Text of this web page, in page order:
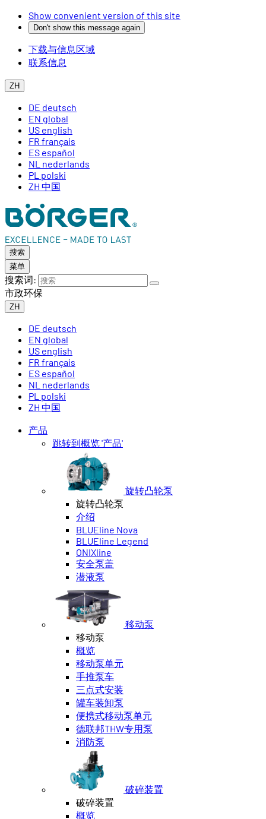
Show convenient version of this site
Don't show this message again
下载与信息区域
联系信息
ZH
DE deutsch
EN global
US english
FR français
ES español
NL nederlands
PL polski
ZH 中国
搜索
菜单
搜索词:
市政环保
ZH
DE deutsch
EN global
US english
FR français
ES español
NL nederlands
PL polski
ZH 中国
产品
跳转到概览 '产品'
旋转凸轮泵
旋转凸轮泵
介绍
BLUEline Nova
BLUEline Legend
ONIXline
安全泵盖
潜液泵
移动泵
移动泵
概览
移动泵单元
手推泵车
三点式安装
罐车装卸泵
便携式移动泵单元
德联邦THW专用泵
消防泵
破碎装置
破碎装置
概览